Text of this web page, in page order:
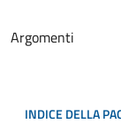
Argomenti
INDICE DELLA